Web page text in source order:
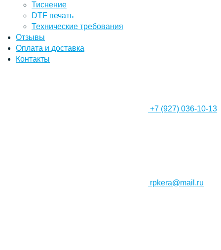
Тиснение
DTF печать
Технические требования
Отзывы
Оплата и доставка
Контакты
+7 (927) 036-10-13
rpkera@mail.ru